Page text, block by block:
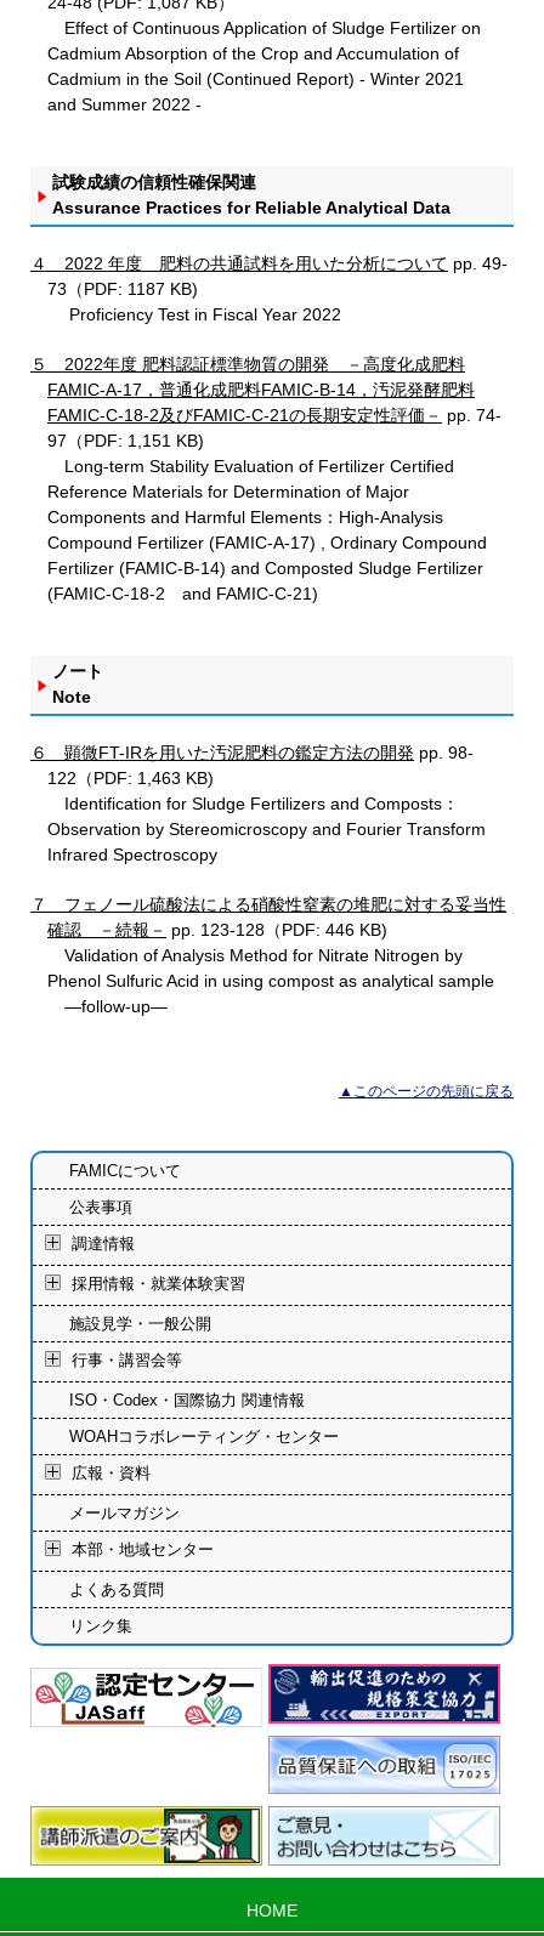
Effect of Continuous Application of Sludge Fertilizer on
Cadmium Absorption of the Crop and Accumulation of
Cadmium in the Soil (Continued Report) - Winter 2021
and Summer 2022 -
試験成績の信頼性確保関連
Assurance Practices for Reliable Analytical Data
４ 2022 年度 肥料の共通試料を用いた分析について pp. 49-
73（PDF: 1187 KB)
Proficiency Test in Fiscal Year 2022
５ 2022年度 肥料認証標準物質の開発 －高度化成肥料
FAMIC-A-17，普通化成肥料FAMIC-B-14，汚泥発酵肥料
FAMIC-C-18-2及びFAMIC-C-21の長期安定性評価－ pp. 74-
97（PDF: 1,151 KB)
Long-term Stability Evaluation of Fertilizer Certified
Reference Materials for Determination of Major
Components and Harmful Elements：High-Analysis
Compound Fertilizer (FAMIC-A-17) , Ordinary Compound
Fertilizer (FAMIC-B-14) and Composted Sludge Fertilizer
(FAMIC-C-18-2 and FAMIC-C-21)
ノート
Note
６ 顕微FT-IRを用いた汚泥肥料の鑑定方法の開発 pp. 98-
122（PDF: 1,463 KB)
Identification for Sludge Fertilizers and Composts：
Observation by Stereomicroscopy and Fourier Transform
Infrared Spectroscopy
７ フェノール硫酸法による硝酸性窒素の堆肥に対する妥当性
確認 －続報－ pp. 123-128（PDF: 446 KB)
Validation of Analysis Method for Nitrate Nitrogen by
Phenol Sulfuric Acid in using compost as analytical sample
―follow-up―
▲このページの先頭に戻る
FAMICについて
公表事項
調達情報
採用情報・就業体験実習
施設見学・一般公開
行事・講習会等
ISO・Codex・国際協力 関連情報
WOAHコラボレーティング・センター
広報・資料
メールマガジン
本部・地域センター
よくある質問
リンク集
HOME